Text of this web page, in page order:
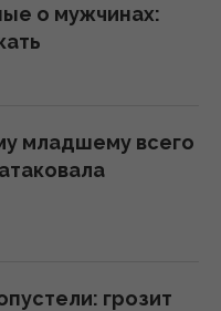
Салаха: в сети
с тезкой
этажке в
этажи, есть
о мужчинах:
младшему всего
грозит